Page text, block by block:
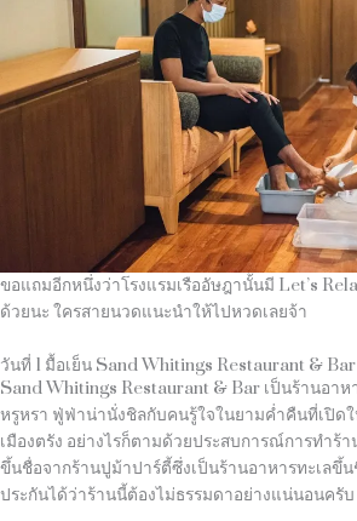
ขอแถมอีกหนึ่งว่าโรงแรมเรืออัษฎานั้นมี Let’s
ด้วยนะ ใครสายนวดแนะนำให้ไปหวดเลยจ้า
วันที่ 1 มื้อเย็น Sand Whitings Restaurant & Bar
Sand Whitings Restaurant & Bar เป็นร้านอาห
หรูหรา ฟู่ฟ่าน่านั่งชิลกับคนรู้ใจในยามค่ำคืนที่เปิด
เมืองตรัง อย่างไรก็ตามด้วยประสบการณ์การทำร้
ขึ้นชื่อจากร้านปูม้าปาร์ตี้ซึ่งเป็นร้านอาหารทะเลขึ้น
ประกันได้ว่าร้านนี้ต้องไม่ธรรมดาอย่างแน่นอนครับ